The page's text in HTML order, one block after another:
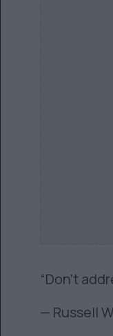
“Don’t
— Russell